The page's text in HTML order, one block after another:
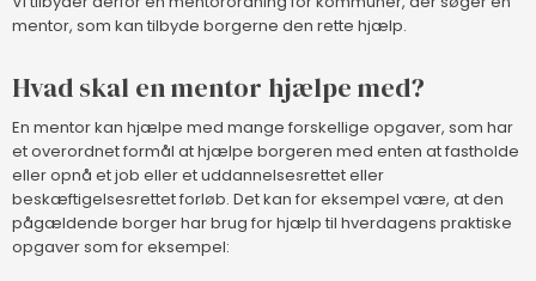
mentor, som kan tilbyde borgerne den rette hjælp.​
Hvad skal en mentor hjælpe med?
En mentor kan hjælpe med mange forskellige opgaver, som har
et overordnet formål at hjælpe borgeren med enten at fastholde
eller opnå et job eller et uddannelsesrettet eller
beskæftigelsesrettet forløb. Det kan for eksempel være, at den
pågældende borger har brug for hjælp til hverdagens praktiske
opgaver som for eksempel: